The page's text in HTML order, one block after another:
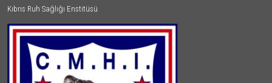
Kıbrıs Ruh Sağlığı Enstitüsü